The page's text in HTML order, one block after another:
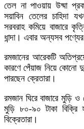
তেল না পাওয়ায় উষ্মা
সয়াবিন তেলের চাহিদা
সরবরাহ কমিয়ে বাজারে
ধান্দা। এবার অন্যসব
রমজানের আরেকটি
কারণে পেঁয়াজ নিয়ে কোনো
পারছেন ক্রেতারা।
রমজান ঘিরে বাজারে মুড়ি
মুড়ি ৮০-৯০ টাকা
বিক্রেতারা।